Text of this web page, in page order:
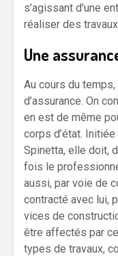
s’agissant d’une
réaliser des
Une
Au cours du
d’assurance. On
en est de même
corps d’état.
Spinetta, elle doit,
fois le
aussi, par voie de
contracté avec lui,
vices de
être affectés par
types de travaux,